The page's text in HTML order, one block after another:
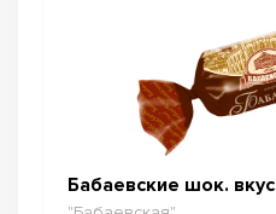
Бабаевские шок. вкус